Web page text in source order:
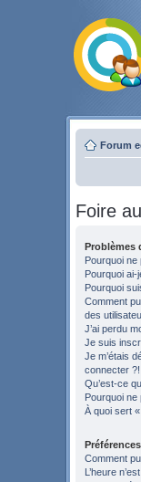
Forum
Foire
Problèmes
Pourquoi
Pourquoi ai-
Pourquoi
Comment
des
J’ai perdu
Je suis
Je m’étais
connecter ?!
Qu’est-ce
Pourquoi ne
À quoi sert
Comment
L’heure